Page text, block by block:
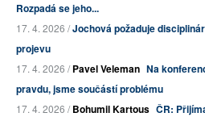
Rozpadá se jeho...
17. 4. 2026 /Jochová požaduje
projevu
17. 4. 2026 /Pavel Veleman Na
pravdu, jsme součástí problému
17. 4. 2026 /Bohumil Kartous ČR: